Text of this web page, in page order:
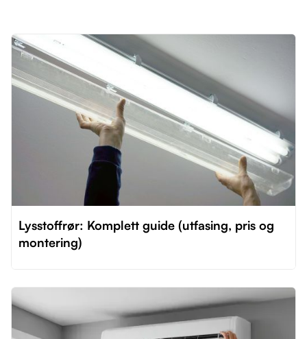
Lysstoffrør: Komplett guide (utfasing, pris og
montering)